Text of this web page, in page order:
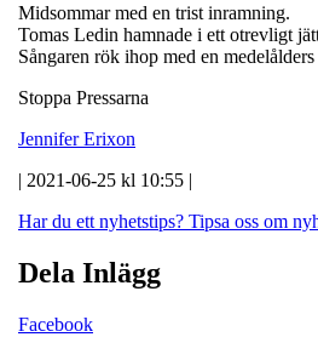
Midsommar med en trist inramning.
Tomas Ledin hamnade i ett otrevligt
Sångaren rök ihop med en
Stoppa Pressarna
Jennifer Erixon
| 2021-06-25 kl 10:55 |
Har du ett nyhetstips? Tipsa oss om
Dela Inlägg
Facebook